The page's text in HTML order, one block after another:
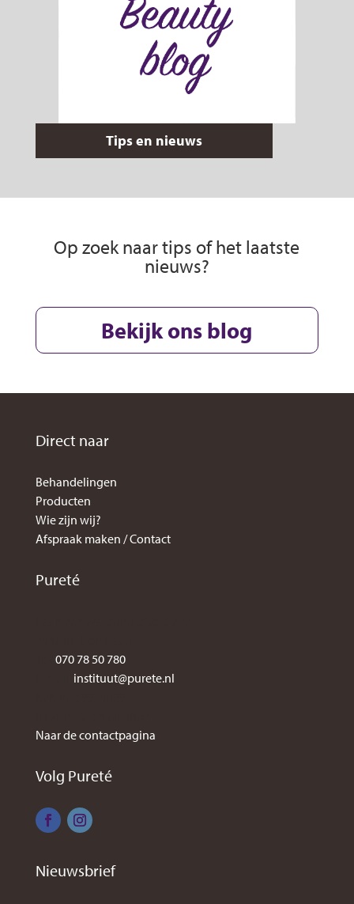
Tips en nieuws
Op zoek naar tips of het laatste
nieuws?
Bekijk ons blog
Direct naar
Behandelingen
Producten
Wie zijn wij?
Afspraak maken / Contact
Pureté
070 78 50 780
instituut@purete.nl
Naar de contactpagina
Volg Pureté
Nieuwsbrief